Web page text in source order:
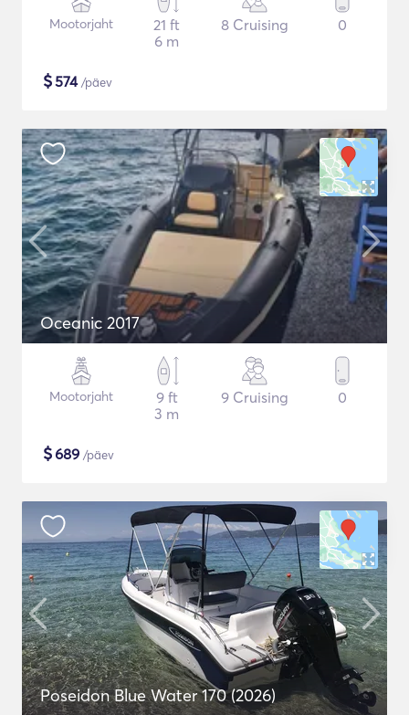
Mootorjaht
21 ft
6 m
8 Cruising 0
$574/päev
Oceanic 2017
Mootorjaht
9 ft
3 m
9 Cruising 0
$689 /päev
Poseidon Blue Water 170 (2026)